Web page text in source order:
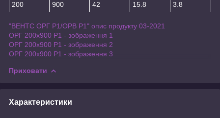
200
900 42 15.8 3.8
"ВЕНТС ОРГ Р1/ОРВ Р1" опис продукту 03-2021
ОРГ 200x900 Р1 - зображення 1
ОРГ 200x900 Р1 - зображення 2
ОРГ 200x900 Р1 - зображення 3
Приховати
Характеристики